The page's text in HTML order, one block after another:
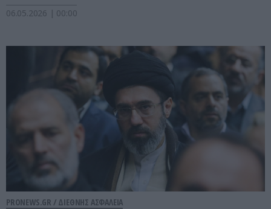
06.05.2026 | 00:00
PRONEWS.GR / ΔΙΕΘΝΗΣ ΑΣΦΑΛΕΙΑ